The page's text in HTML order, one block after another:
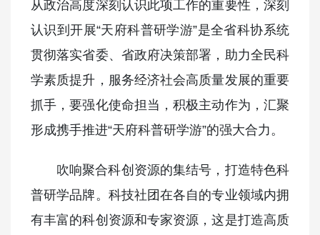
从政治高度深刻认识此项工作的重要性，深刻
认识到开展“天府科普研学游”是全省科协系统
贯彻落实省委、省政府决策部署，助力全民科
学素质提升，服务经济社会高质量发展的重要
抓手，要强化使命担当，积极主动作为，汇聚
形成携手推进“天府科普研学游”的强大合力。
吹响聚合科创资源的集结号，打造特色科
普研学品牌。科技社团在各自的专业领域内拥
有丰富的科创资源和专家资源，这是打造高质